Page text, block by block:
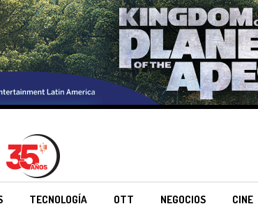
TECNOLOGÍA OTT NEGOCIOS CINE